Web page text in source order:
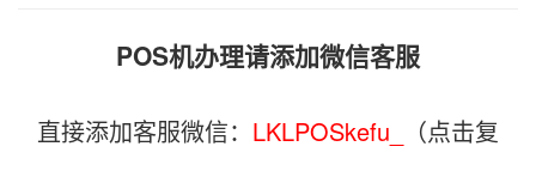
POS机办理请添加微信客服
直接添加客服微信： LKLPOSkefu_
（点击复